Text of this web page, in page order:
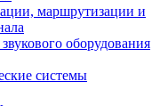
маршрутизации и
оборудования
системы